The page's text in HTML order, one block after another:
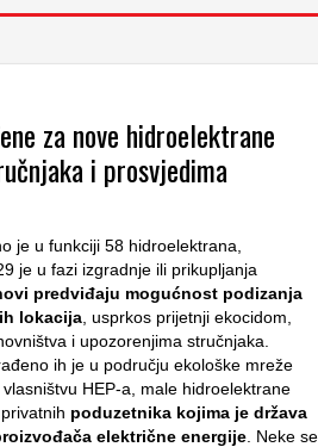
za nove hidroelektrane
i prosvjedima
je u funkciji 58 hidroelektrana,
je u fazi izgradnje ili prikupljanja
predviđaju mogućnost podizanja
lokacija , usprkos prijetnji ekocidom,
i upozorenjima stručnjaka.
ih je u području ekološke mreže
HEP-a, male hidroelektrane
poduzetnika kojima je država
električne energije . Neke se